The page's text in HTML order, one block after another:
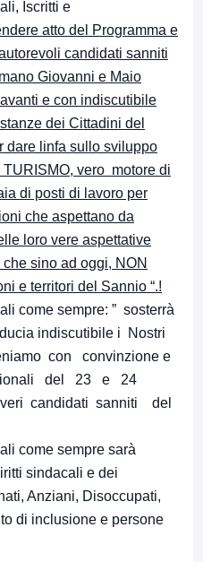
Iscritti e
atto del Programma e
candidati sanniti
Giovanni e Maio
e con indiscutibile
dei Cittadini del
dare linfa sullo sviluppo
vero motore di
di posti di lavoro per
che aspettano da
loro vere aspettative
sino ad oggi, NON
e territori del Sannio “.!
come sempre: ” sosterrà
indiscutibile i Nostri
con convinzione e
del 23 e 24
candidati sanniti del
come sempre sarà
sindacali e dei
Anziani, Disoccupati,
di inclusione e persone